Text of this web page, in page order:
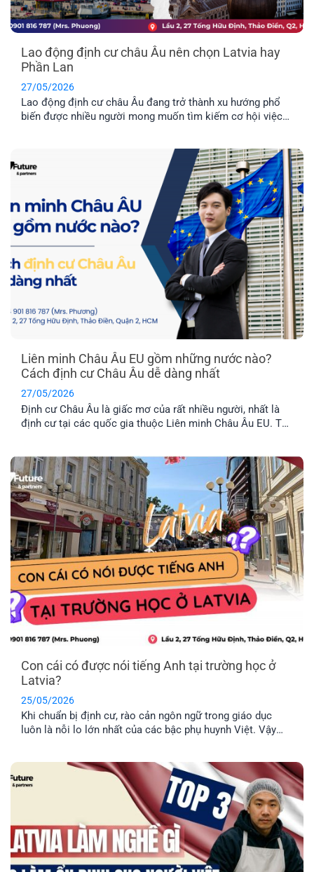
Lao động định cư châu Âu nên chọn Latvia hay
Phần Lan
27/05/2026
Lao động định cư châu Âu đang trở thành xu hướng phổ
biến được nhiều người mong muốn tìm kiếm cơ hội việc
nhất hiện nay là Latvia và Phần Lan. Mỗi địa điểm đều có
những ưu điểm riêng. Vậy đâu mới là nơi phù hợp nhất với
Liên minh Châu Âu EU gồm những nước nào?
Cách định cư Châu Âu dễ dàng nhất
27/05/2026
Định cư Châu Âu là giấc mơ của rất nhiều người, nhất là
định cư tại các quốc gia thuộc Liên minh Châu Âu EU. Tuy
trình định cư Châu Âu dễ dàng nhất hiện nay? Hãy cùng
EFP tìm hiểu nhé!
Con cái có được nói tiếng Anh tại trường học ở
Latvia?
25/05/2026
Khi chuẩn bị định cư, rào cản ngôn ngữ trong giáo dục
luôn là nỗi lo lớn nhất của các bậc phụ huynh Việt. Vậy
địa phương? EFP sẽ giải đáp [...]